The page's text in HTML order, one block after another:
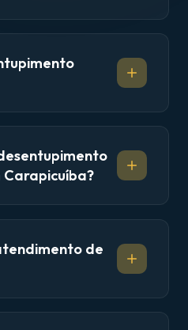
Carapicuíba?
de